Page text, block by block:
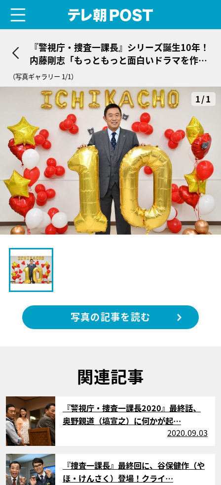
『警視庁・捜査一課長』シリーズ誕生10年！
内藤剛志「もっともっと面白いドラマを作
る」
（写真ギャラリー 1/1）
1/1
写真の記事を読む
関連記事
サムネイル
『警視庁・捜査一課長2020』最終話、
奥野親道（塙宣之）に何かが起…
2020.09.03
サムネイル
『捜査一課長』最終回に、谷保健作（や
ほ・けんさく）登場！クライ…